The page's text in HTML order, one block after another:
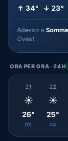
↑ 34° ↓ 23°
Adesso a
Ovest
ORA PER ORA · 24H
21
☀️
26°
0%
22
☀️
25°
0%